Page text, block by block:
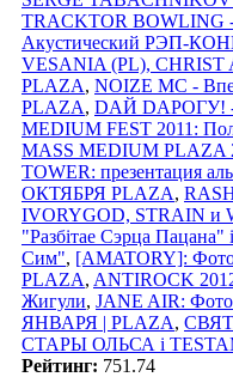
TRACKTOR
Акустический РЭП-
VESANIA (PL),
PLAZA, NOIZE MC -
PLAZA, DАЙ DАРОГУ!
MEDIUM FEST 2011:
MASS MEDIUM
TOWER: презентация
ОКТЯБРЯ PLAZA,
IVORYGOD, STRAIN и
"Разбітае Сэрца
Сим", [AMATORY]: Фото
PLAZA, ANTIROCK
Жигули, JANE AIR: Фото
ЯНВАРЯ | PLAZA,
СТАРЫ ОЛЬСА i
Рейтинг: 751.74